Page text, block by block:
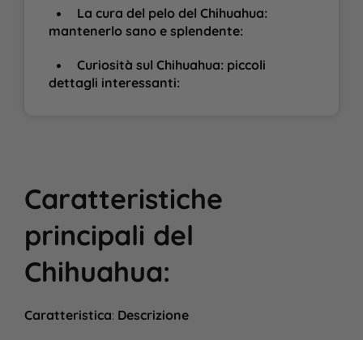
La cura del pelo del Chihuahua:
mantenerlo sano e splendente:
Curiosità sul Chihuahua: piccoli
dettagli interessanti:
Caratteristiche
principali del
Chihuahua:
Caratteristica: Descrizione